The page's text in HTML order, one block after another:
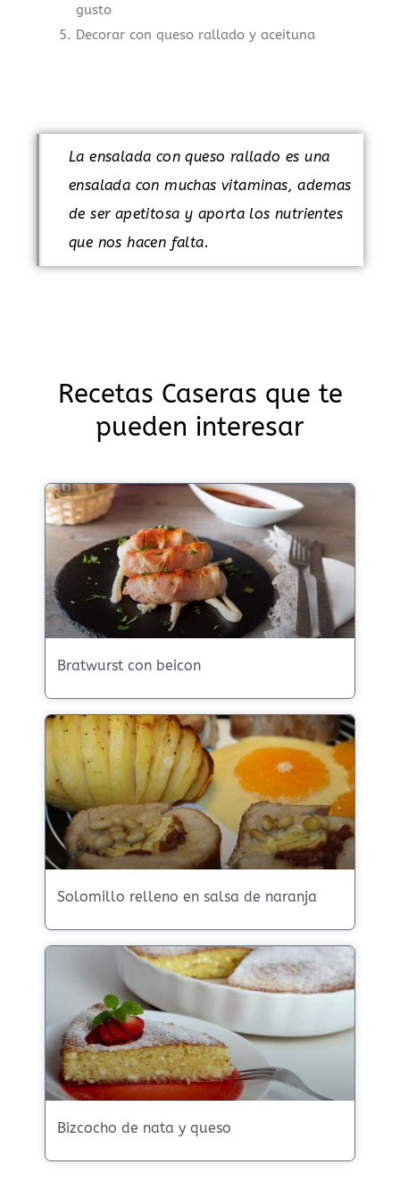
gusto
Decorar con queso rallado y aceituna
La ensalada con queso rallado es una
ensalada con muchas vitaminas, ademas
de ser apetitosa y aporta los nutrientes
que nos hacen falta.
Recetas Caseras que te
pueden interesar
Bratwurst con beicon
Solomillo relleno en salsa de naranja
Bizcocho de nata y queso